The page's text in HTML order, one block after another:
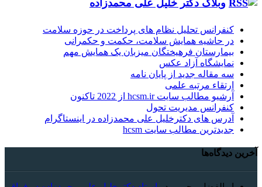
وبلاگ دکتر خلیل علی محمدزاده
کنفرانس تحلیل نظام های پرداخت در حوزه سلامت
در حاشیه همایش سلامت، حکمت و حکمرانی
بیمارستان فرهیختگان میزبان یک همایش مهم
نمایشگاه آزاد عکس
سه مقاله جدید از پایان نامه
ارتقاء مرتبه علمی
آرشیو مطالب سایت hcsm.ir از 2022 تاکنون
کنفرانس مدیریت تحول
آدرس های دکترخلیل علی محمدزاده در اینستاگرام
جدیدترین مطالب سایت hcsm
آخرین دیدگاه‌ها